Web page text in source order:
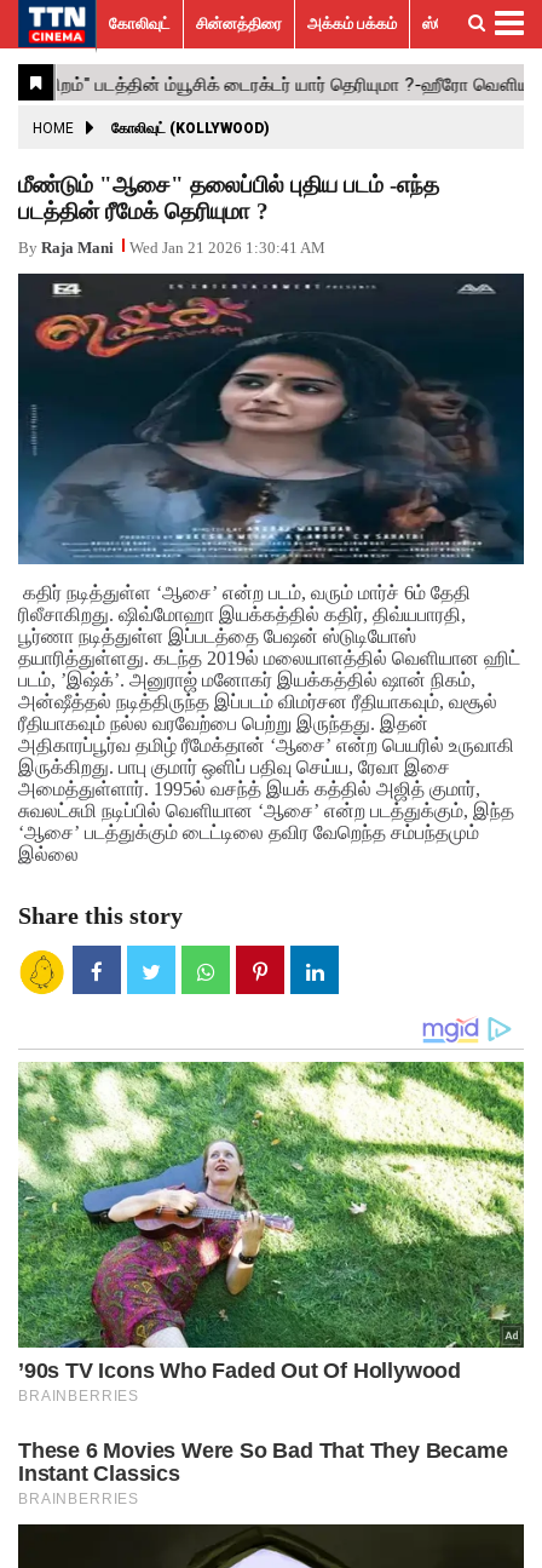
கோலிவுட்
சின்னத்திரை
பாலிவுட்
ஹாலிவுட்
அக்கம்
பக்கம்
ஸ்பெஷல்
ஸ்டோரீஸ்
விமர்சனம்
GALLERY
ACTRESS
ACTORS
MOVIESTILLS
EVENTS
VIDEOS
What’s
Hot
Trending
News
கோலிவுட் சின்னத்திரை அக்கம் பக்கம் ஸ்பெஷல் ஸ்டோரீஸ்
HOME கோலிவுட் (KOLLYWOOD)
மீண்டும் "ஆசை" தலைப்பில் புதிய படம் -எந்த
படத்தின் ரீமேக் தெரியுமா ?
By Raja Mani Wed Jan 21 2026 1:30:41 AM
கதிர் நடித்துள்ள ‘ஆசை’ என்ற படம், வரும் மார்ச் 6ம் தேதி
ரிலீசாகிறது. ஷிவ்மோஹா இயக்கத்தில் கதிர், திவ்யபாரதி,
பூர்ணா நடித்துள்ள இப்படத்தை பேஷன் ஸ்டுடியோஸ்
தயாரித்துள்ளது. கடந்த 2019ல் மலையாளத்தில் வெளியான ஹிட்
படம், ’இஷ்க்’. அனுராஜ் மனோகர் இயக்கத்தில் ஷான் நிகம்,
அன்ஷீத்தல் நடித்திருந்த இப்படம் விமர்சன ரீதியாகவும், வசூல்
ரீதியாகவும் நல்ல வரவேற்பை பெற்று இருந்தது. இதன்
அதிகாரப்பூர்வ தமிழ் ரீமேக்தான் ‘ஆசை’ என்ற பெயரில் உருவாகி
இருக்கிறது. பாபு குமார் ஒளிப் பதிவு செய்ய, ரேவா இசை
அமைத்துள்ளார். 1995ல் வசந்த் இயக் கத்தில் அஜித் குமார்,
சுவலட்சுமி நடிப்பில் வெளியான ‘ஆசை’ என்ற படத்துக்கும், இந்த
‘ஆசை’ படத்துக்கும் டைட்டிலை தவிர வேறெந்த சம்பந்தமும்
இல்லை
Share this story